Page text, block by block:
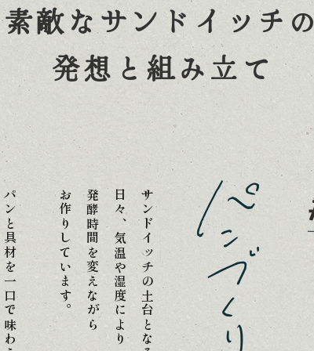
素敵なサンドイッチの
発想と組み立て
サンドイッチの土台となるパンは
日々、気温や湿度により
発酵時間を変えながら
お作りしています。
パンと具材を一口で味わえるように